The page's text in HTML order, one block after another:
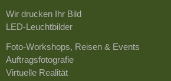
Wir drucken Ihr Bild
LED-Leuchtbilder
Foto-Workshops, Reisen & Events
Auftragsfotografie
Virtuelle Realität